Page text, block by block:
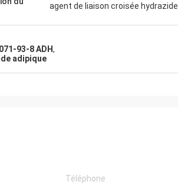
agent de liaison croisée hydrazide
93-8 ADH,
adipique